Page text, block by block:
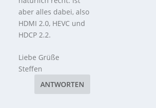
aber alles dabei, also
HDMI 2.0, HEVC und
HDCP 2.2.
Liebe Grüße
Steffen
ANTWORTEN